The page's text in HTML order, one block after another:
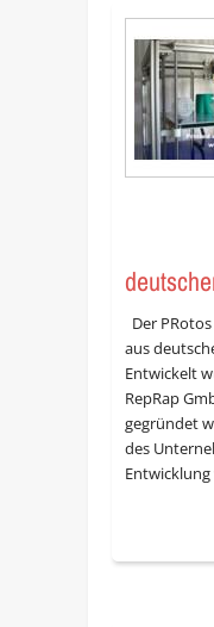
Der
aus
Entwickelt
RepRap
gegründet
des